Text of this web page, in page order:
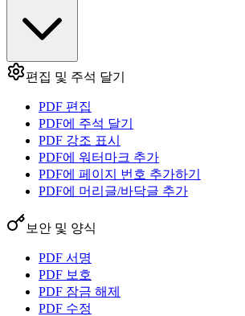
편집 및 주석 달기
PDF 편집
PDF에 주석 달기
PDF 강조 표시
PDF에 워터마크 추가
PDF에 페이지 번호 추가하기
PDF에 머리글/바닥글 추가
보안 및 양식
PDF 서명
PDF 보호
PDF 잠금 해제
PDF 수정